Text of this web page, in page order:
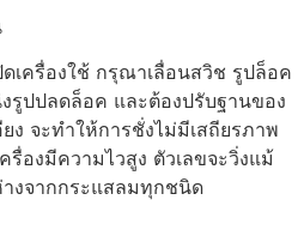
เครื่องใช้ กรุณาเลื่อนสวิช รูปล็อค
รูปปลดล็อค และต้องปรับฐานของ
ง จะทำให้การชั่งไม่มีเสถียรภาพ
รื่องมีความไวสูง ตัวเลขจะวิ่งแม้
งจากกระแสลมทุกชนิด